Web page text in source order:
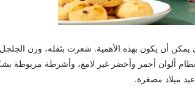
يمكن أن يكون بهذه الأهمية. شعرت بثقله، ورن الجلجل
ونظام ألوان أحمر وأخضر غير لامع، وأشرطة مربوطة
ميلاد مصغرة.